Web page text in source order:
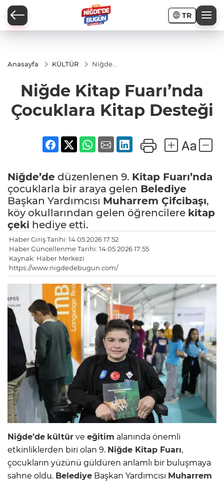
TR
Anasayfa KÜLTÜR
Niğde
Çocuklara
Kitap
Desteği
Niğde Kitap Fuarı’nda
Çocuklara Kitap Desteği
Niğde’de düzenlenen 9. Kitap Fuarı’nda
çocuklarla bir araya gelen Belediye
Başkan Yardımcısı Muharrem Çifcibaşı,
köy okullarından gelen öğrencilere kitap
çeki hediye etti.
Haber Giriş Tarihi: 14.05.2026 17:52
Haber Güncellenme Tarihi: 14.05.2026 17:55
Kaynak: Haber Merkezi
https://www.nigdedebugun.com/
Niğde’de kültür ve eğitim alanında önemli
etkinliklerden biri olan 9. Niğde Kitap Fuarı,
çocukların yüzünü güldüren anlamlı bir buluşmaya
sahne oldu. Belediye Başkan Yardımcısı Muharrem